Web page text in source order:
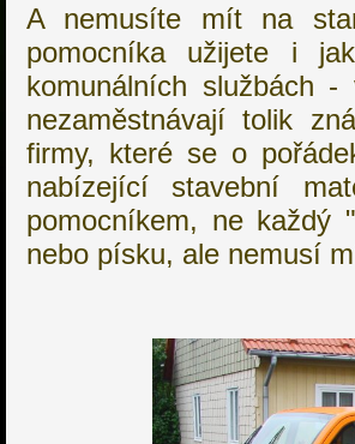
A nemusíte mít na
pomocníka užijete i
komunálních službách
nezaměstnávají tolik
firmy, které se o
nabízející stavební
pomocníkem, ne každý
nebo písku, ale nemusí